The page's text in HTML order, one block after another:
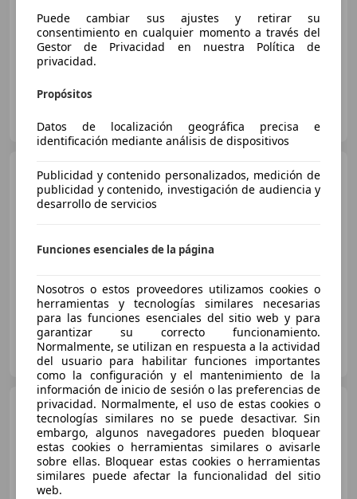
€ 29.500
12/2025
BE-8800 Roeselare
MINI Cooper SEPaket
XL|Panorama|Head-Up|H/K
06/2025 23.390 km Eléctrico 160 kW (218 CV)
Fett & Wirtz Automobile GmbH & Co. KG
DE-47441 Moers
MINI Cooper SEClassic
Pakket L
Puede cambiar sus ajustes y retirar su
consentimiento en cualquier momento a través del
Gestor de Privacidad en nuestra Política de
privacidad.
Propósitos
Datos de localización geográfica precisa e
identificación mediante análisis de dispositivos
Publicidad y contenido personalizados, medición de
publicidad y contenido, investigación de audiencia y
desarrollo de servicios
Funciones esenciales de la página
Nosotros o estos proveedores utilizamos cookies o
herramientas y tecnologías similares necesarias
para las funciones esenciales del sitio web y para
garantizar su correcto funcionamiento.
Normalmente, se utilizan en respuesta a la actividad
del usuario para habilitar funciones importantes
como la configuración y el mantenimiento de la
información de inicio de sesión o las preferencias de
privacidad. Normalmente, el uso de estas cookies o
tecnologías similares no se puede desactivar. Sin
embargo, algunos navegadores pueden bloquear
estas cookies o herramientas similares o avisarle
sobre ellas. Bloquear estas cookies o herramientas
similares puede afectar la funcionalidad del sitio
web.